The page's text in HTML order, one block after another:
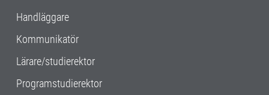
Handläggare
Kommunikatör
Lärare/studierektor
Programstudierektor